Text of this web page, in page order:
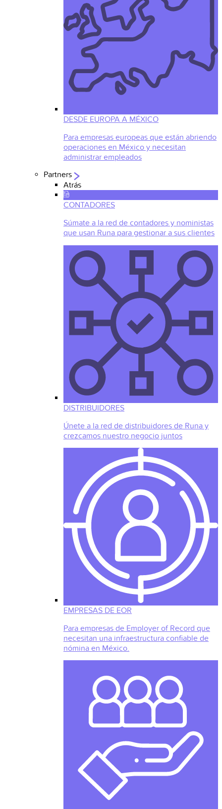
DESDE EUROPA A MÉXICO
Para empresas europeas que están abriendo
operaciones en México y necesitan
administrar empleados
Partners
Atrás
CONTADORES
Súmate a la red de contadores y noministas
que usan Runa para gestionar a sus clientes
DISTRIBUIDORES
Únete a la red de distribuidores de Runa y
crezcamos nuestro negocio juntos
EMPRESAS DE EOR
Para empresas de Employer of Record que
necesitan una infraestructura confiable de
nómina en México.